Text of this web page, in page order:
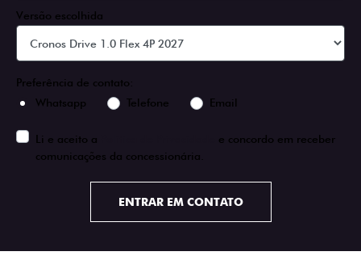
Versão escolhida
Preferência de contato:
Whatsapp
Telefone Email
Li e aceito a
e concordo em receber
comunicações da concessionária.
ENTRAR EM CONTATO